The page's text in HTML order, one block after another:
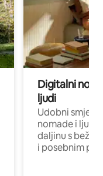
Digitalni
ljudi
Udobni
nomade i ljude
daljinu s
i posebnim